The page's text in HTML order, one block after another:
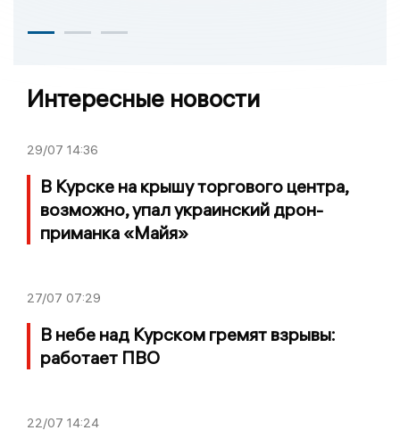
Интересные новости
29/07 14:36
В Курске на крышу торгового центра,
возможно, упал украинский дрон-
приманка «Майя»
27/07 07:29
В небе над Курском гремят взрывы:
работает ПВО
22/07 14:24